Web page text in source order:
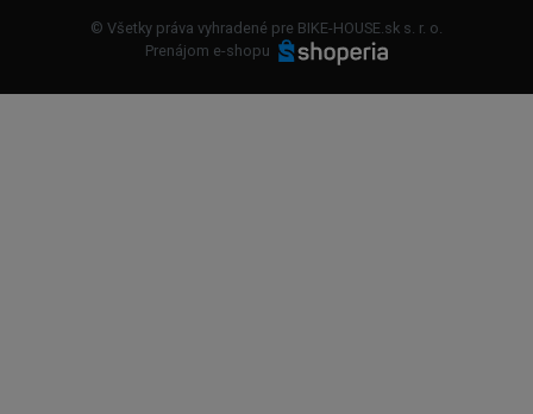
© Všetky práva vyhradené pre BIKE-HOUSE.sk s. r. o.
Prenájom e-shopu